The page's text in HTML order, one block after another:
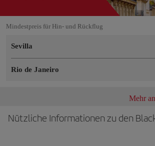
Mindestpreis für Hin- und Rückflug
Sevilla
Rio de Janeiro
Mehr
Nützliche Informationen zu den